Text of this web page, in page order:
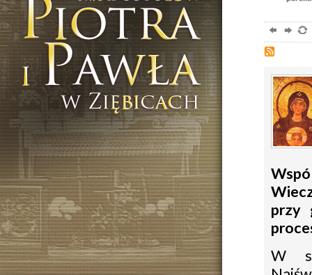
przy
W